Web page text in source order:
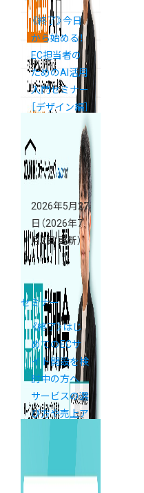
《終了》今日
から始める！
EC担当者の
ためのAI活用
入門セミナー
［デザイン編］
2026年5月27
日 （2026年7
月2日 更新）
セミナー
《終了》はじ
めてのECサ
イト開設を検
討中の方へ
サービスの選
び方や売上ア
ーミーショッ